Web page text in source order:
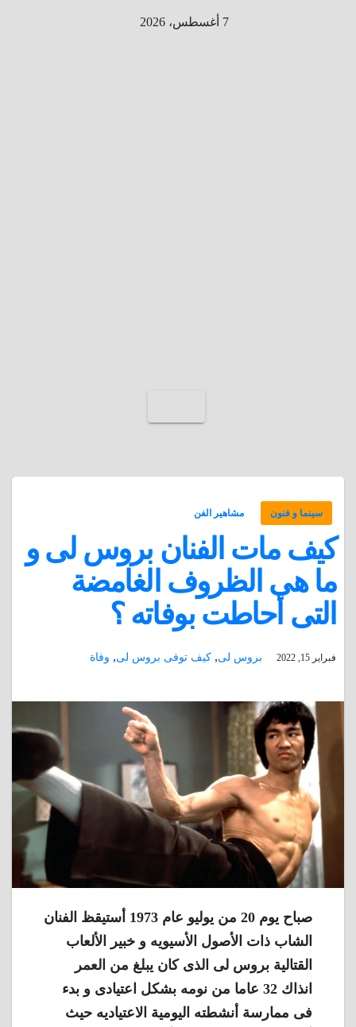
7 أغسطس، 2026
سينما و فنون مشاهير الفن
كيف مات الفنان بروس لى و
ما هى الظروف الغامضة
التى أحاطت بوفاته ؟
فبراير 15, 2022 بروس لى, كيف توفى بروس لى, وفاة
صباح يوم 20 من يوليو عام 1973 أستيقظ الفنان
الشاب ذات الأصول الأسيويه و خبير الألعاب
القتالية بروس لى الذى كان يبلغ من العمر
انذاك 32 عاما من نومه بشكل اعتيادى و بدء
فى ممارسة أنشطته اليومية الاعتياديه حيث